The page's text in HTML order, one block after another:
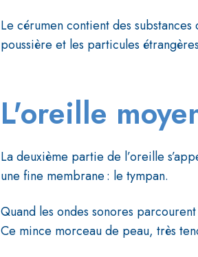
Le cérumen contient des
poussière et les particules
L'oreille
La deuxième partie de l’oreille
une fine membrane : le tympan.
Quand les ondes sonores
Ce mince morceau de peau, très